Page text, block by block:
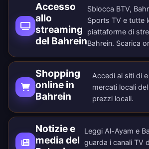
Accesso
allo
streaming
del Bahrein
Sblocca BTV,
Sports TV e tutte
piattaforme di
Bahrein. Scarica
Shopping
online in
Bahrein
Accedi ai siti di
mercati locali
prezzi locali.
Notizie e
media del
Leggi Al-Ayam e
guarda i canali TV